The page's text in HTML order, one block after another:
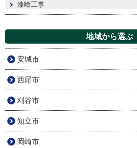
漆喰工事
地域から選ぶ
安城市
西尾市
刈谷市
知立市
岡崎市